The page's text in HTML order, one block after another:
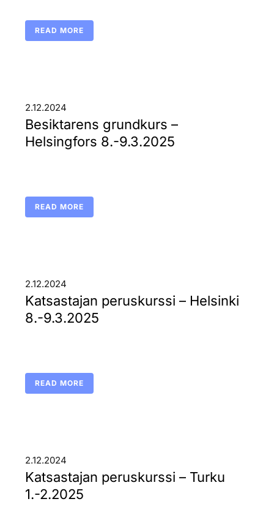
READ MORE
2.12.2024
Besiktarens grundkurs –
Helsingfors 8.-9.3.2025
READ MORE
2.12.2024
Katsastajan peruskurssi – Helsinki
8.-9.3.2025
READ MORE
2.12.2024
Katsastajan peruskurssi – Turku
1.-2.2025